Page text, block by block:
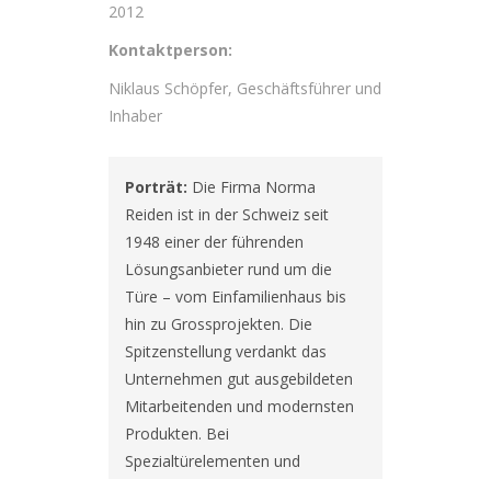
2012
Kontaktperson:
Niklaus Schöpfer, Geschäftsführer und
Inhaber
Porträt: Die Firma Norma
Reiden ist in der Schweiz seit
1948 einer der führenden
Lösungsanbieter rund um die
Türe – vom Einfamilienhaus bis
hin zu Grossprojekten. Die
Spitzenstellung verdankt das
Unternehmen gut ausgebildeten
Mitarbeitenden und modernsten
Produkten. Bei
Spezialtürelementen und